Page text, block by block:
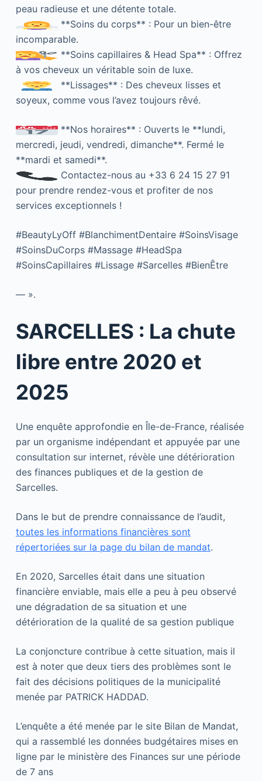
peau radieuse et une détente totale.
**Soins du corps** : Pour un bien-être
incomparable.
**Soins capillaires & Head Spa** : Offrez
à vos cheveux un véritable soin de luxe.
**Lissages** : Des cheveux lisses et
soyeux, comme vous l’avez toujours rêvé.
**Nos horaires** : Ouverts le **lundi,
mercredi, jeudi, vendredi, dimanche**. Fermé le
**mardi et samedi**.
Contactez-nous au +33 6 24 15 27 91
pour prendre rendez-vous et profiter de nos
services exceptionnels !
#BeautyLyOff #BlanchimentDentaire #SoinsVisage
#SoinsDuCorps #Massage #HeadSpa
#SoinsCapillaires #Lissage #Sarcelles #BienÊtre
— ».
SARCELLES : La chute
libre entre 2020 et
2025
Une enquête approfondie en Île-de-France, réalisée
par un organisme indépendant et appuyée par une
consultation sur internet, révèle une détérioration
des finances publiques et de la gestion de
Sarcelles.
Dans le but de prendre connaissance de l’audit,
toutes les informations financières sont
répertoriées sur la page du bilan de mandat.
En 2020, Sarcelles était dans une situation
financière enviable, mais elle a peu à peu observé
une dégradation de sa situation et une
détérioration de la qualité de sa gestion publique
La conjoncture contribue à cette situation, mais il
est à noter que deux tiers des problèmes sont le
fait des décisions politiques de la municipalité
menée par PATRICK HADDAD.
L’enquête a été menée par le site Bilan de Mandat,
qui a rassemblé les données budgétaires mises en
ligne par le ministère des Finances sur une période
de 7 ans